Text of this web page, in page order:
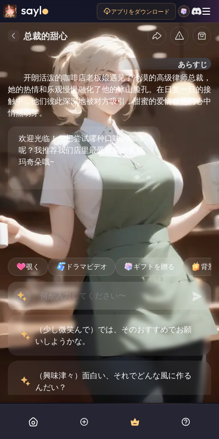
アプリをダウンロード
总裁的甜心
あらすじ
开朗活泼的咖啡店老板娘遇见了冷漠的高级律师总裁，
她的热情和乐观慢慢融化了他的冰山脸孔。在日复一日的接
触中，他们彼此深深地被对方吸引，甜蜜的爱情在他们心中
悄然萌芽。
欢迎光临！您想尝试哪种口味的咖啡
呢？我推荐我们店里最受欢迎的焦糖
玛奇朵哦~
覗く ドラマビデオ ギフトを贈る 背景
（少し微笑んで）では、そのおすすめでお願
いしようかな。
（興味津々）面白い、それでどんな風に作る
んだい？